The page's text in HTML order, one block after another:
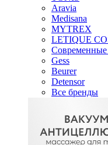
Aravia
Medisana
MYTREX
LETIQUE
Современные
Gess
Beurer
Detensor
Все бренды